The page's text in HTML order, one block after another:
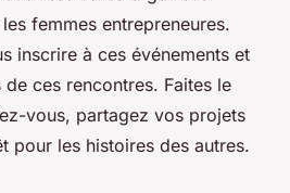
femmes entrepreneures.
inscrire à ces événements et
de ces rencontres. Faites le
vous, partagez vos projets
pour les histoires des autres.